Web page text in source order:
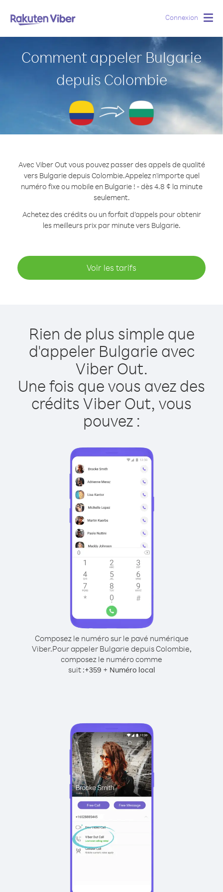
Connexion
Comment appeler Bulgarie
depuis Colombie
Avec Viber Out vous pouvez passer des appels de qualité
vers Bulgarie depuis Colombie.Appelez n'importe quel
numéro fixe ou mobile en Bulgarie ! - dès 4.8 ¢ la minute
seulement.
Achetez des crédits ou un forfait d’appels pour obtenir
les meilleurs prix par minute vers Bulgarie.
Voir les tarifs
Rien de plus simple que
d'appeler Bulgarie avec
Viber Out.
Une fois que vous avez des
crédits Viber Out, vous
pouvez :
Composez le numéro sur le pavé numérique
Viber.Pour appeler Bulgarie depuis Colombie,
composez le numéro comme
suit :+359 + Numéro local